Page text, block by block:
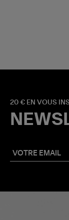
20 € EN VOUS